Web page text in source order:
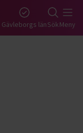
Gävleborgs länSökMeny